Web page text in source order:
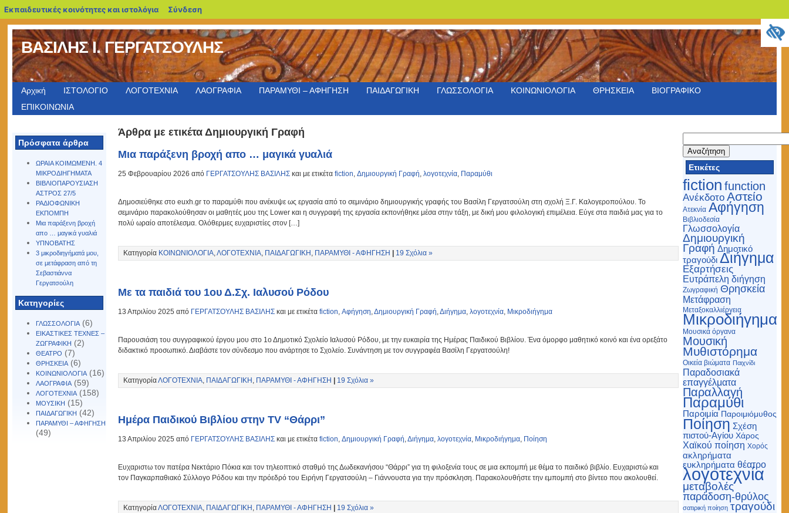
Εκπαιδευτικές κοινότητες και ιστολόγια blogs.sch.gr
Σύνδεση
ΒΑΣΙΛΗΣ Ι. ΓΕΡΓΑΤΣΟΥΛΗΣ
Αρχική ΙΣΤΟΛΟΓΙΟ ΛΟΓΟΤΕΧΝΙΑ ΛΑΟΓΡΑΦΙΑ ΠΑΡΑΜΥΘΙ – ΑΦΗΓΗΣΗ ΠΑΙΔΑΓΩΓΙΚΗ ΓΛΩΣΣΟΛΟΓΙΑ ΚΟΙΝΩΝΙΟΛΟΓΙΑ ΘΡΗΣΚΕΙΑ
ΒΙΟΓΡΑΦΙΚΟ
ΕΠΙΚΟΙΝΩΝΙΑ
Πρόσφατα άρθρα
ΩΡΑΙΑ ΚΟΙΜΩΜΕΝΗ. 4
ΜΙΚΡΟΔΙΗΓΗΜΑΤΑ
ΒΙΒΛΙΟΠΑΡΟΥΣΙΑΣΗ
ΑΣΤΡΟΣ 27/5
ΡΑΔΙΟΦΩΝΙΚΗ
ΕΚΠΟΜΠΗ
Μια παράξενη βροχή
απο … μαγικά γυαλιά
ΥΠΝΟΒΑΤΗΣ
3 μικροδιηγήματά μου,
σε μετάφραση από τη
Σεβαστιάννα
Γεργατσούλη
Kατηγορίες
ΓΛΩΣΣΟΛΟΓΙΑ (6)
ΕΙΚΑΣΤΙΚΕΣ ΤΕΧΝΕΣ –
ΖΩΓΡΑΦΙΚΗ (2)
ΘΕΑΤΡΟ (7)
ΘΡΗΣΚΕΙΑ (6)
ΚΟΙΝΩΝΙΟΛΟΓΙΑ (16)
ΛΑΟΓΡΑΦΙΑ (59)
ΛΟΓΟΤΕΧΝΙΑ (158)
ΜΟΥΣΙΚΗ (15)
ΠΑΙΔΑΓΩΓΙΚΗ (42)
ΠΑΡΑΜΥΘΙ – ΑΦΗΓΗΣΗ
(49)
για:
Ετικέτες
fiction function
Ανέκδοτο Αστείο
Ατεκνία Αφήγηση
Βιβλιοδεσία
Γλωσσολογία
Δημιουργική
Γραφή Δημοτικό
τραγούδι Διήγημα
Εξαρτήσεις
Ευτράπελη διήγηση
Ζωγραφική Θρησκεία
Μετάφραση
Μεταξοκαλλιέργεια
Μικροδιήγημα
Μουσικά όργανα
Μουσική
Μυθιστόρημα
Οικεία βιώματα Παιχνίδι
Παραδοσιακά
επαγγέλματα
Παραλλαγή
Παραμύθι
Παροιμία Παροιμιόμυθος
Ποίηση Σχέση
πιστού-Αγίου Χάρος
Χαϊκού ποίηση Χορός
ακληρήματα
ευκληρήματα θέατρο
λογοτεχνία
μεταβολές
παράδοση-θρύλος
σατιρική ποίηση τραγούδι
Άρθρα με ετικέτα Δημιουργική Γραφή
Μια παράξενη βροχή απο … μαγικά γυαλιά
25 Φεβρουαρίου 2026 από ΓΕΡΓΑΤΣΟΥΛΗΣ ΒΑΣΙΛΗΣ και με ετικέταfiction,Δημιουργική Γραφή,λογοτεχνία, Παραμύθι
Δημοσιεύθηκε στο euxh.gr το παραμύθι που ανέκυψε ως εργασία από το σεμινάριο δημιουργικής γραφής του Βασίλη Γεργατσούλη στη σχολή Ξ.Γ. Καλογεροπούλου. Το
σεμινάριο παρακολούθησαν οι μαθητές μου της Lower και η συγγραφή της εργασία εκπονήθηκε μέσα στην τάξη, με δική μου φιλολογική επιμέλεια. Εύγε στα παιδιά μας για το
πολύ ωραίο αποτέλεσμα. Ολόθερμες ευχαριστίες στον […]
Κατηγορία ΚΟΙΝΩΝΙΟΛΟΓΙΑ,ΛΟΓΟΤΕΧΝΙΑ, ΠΑΙΔΑΓΩΓΙΚΗ , ΠΑΡΑΜΥΘΙ - ΑΦΗΓΗΣΗ 19 Σχόλια »
Με τα παιδιά του 1ου Δ.Σχ. Ιαλυσού Ρόδου
13 Απριλίου 2025 από ΓΕΡΓΑΤΣΟΥΛΗΣ ΒΑΣΙΛΗΣ και με ετικέταfiction,Αφήγηση,Δημιουργική Γραφή,Διήγημα,λογοτεχνία, Μικροδιήγημα
Παρουσιάση του συγγραφικού έργου μου στο 1ο Δημοτικό Σχολείο Ιαλυσού Ρόδου, με την ευκαιρία της Ημέρας Παιδικού Βιβλίου. Ένα όμορφο μαθητικό κοινό και ένα ορεξάτο
διδακτικό προσωπικό. Διαβάστε τον σύνδεσμο που ανάρτησε το Σχολείο. Συνάντηση με τον συγγραφέα Βασίλη Γεργατσούλη!
ΚατηγορίαΛΟΓΟΤΕΧΝΙΑ, ΠΑΙΔΑΓΩΓΙΚΗ , ΠΑΡΑΜΥΘΙ - ΑΦΗΓΗΣΗ 19 Σχόλια »
Ημέρα Παιδικού Βιβλίου στην TV “Θάρρι”
13 Απριλίου 2025 από ΓΕΡΓΑΤΣΟΥΛΗΣ ΒΑΣΙΛΗΣ και με ετικέταfiction,Δημιουργική Γραφή,Διήγημα,λογοτεχνία, Μικροδιήγημα, Ποίηση
Ευχαριστω τον πατέρα Νεκτάριο Πόκια και τον τηλεοπτικό σταθμό της Δωδεκανήσου “Θάρρι” για τη φιλοξενία τους σε μια εκπομπή με θέμα το παιδικό βιβλίο. Ευχαριστώ και
τον Παγκαρπαθιακό Σύλλογο Ρόδου και την πρόεδρό του Ειρήνη Γεργατσούλη – Γιάννουστα για την πρόσκληση. Παρακολουθήστε την εμπομπή στο βίντεο που ακολουθεί.
ΚατηγορίαΛΟΓΟΤΕΧΝΙΑ, ΠΑΙΔΑΓΩΓΙΚΗ , ΠΑΡΑΜΥΘΙ - ΑΦΗΓΗΣΗ 19 Σχόλια »